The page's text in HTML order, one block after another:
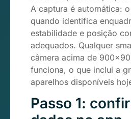
A captura é automática:
quando identifica
estabilidade e posição
adequados. Qualquer
câmera acima de
funciona, o que inclui a
aparelhos disponíveis
Passo 1: